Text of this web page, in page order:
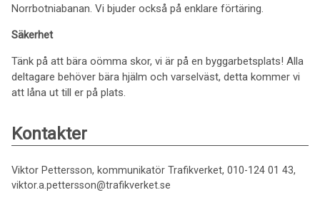
Norrbotniabanan. Vi bjuder också på enklare förtäring.
Säkerhet
Tänk på att bära oömma skor, vi är på en byggarbetsplats! Alla
deltagare behöver bära hjälm och varselväst, detta kommer vi
att låna ut till er på plats.
Kontakter
Viktor Pettersson, kommunikatör Trafikverket, 010-124 01 43,
viktor.a.pettersson@trafikverket.se